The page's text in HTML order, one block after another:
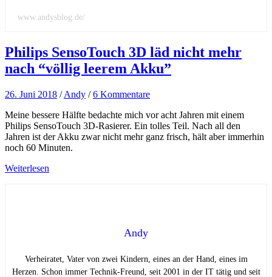
www.andysblog.de/
Philips SensoTouch 3D läd nicht mehr
nach “völlig leerem Akku”
26. Juni 2018 /Andy /6 Kommentare
Meine bessere Hälfte bedachte mich vor acht Jahren mit einem
Philips SensoTouch 3D-Rasierer. Ein tolles Teil. Nach all den
Jahren ist der Akku zwar nicht mehr ganz frisch, hält aber immerhin
noch 60 Minuten.
Weiterlesen
Andy
Verheiratet, Vater von zwei Kindern, eines an der Hand, eines im
Herzen. Schon immer Technik-Freund, seit 2001 in der IT tätig und seit